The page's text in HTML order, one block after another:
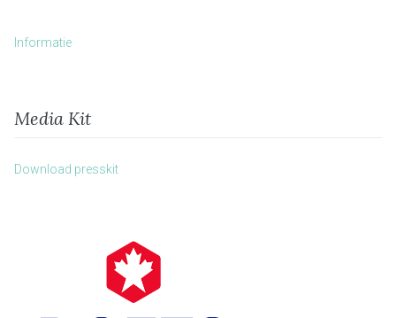
Informatie
Media Kit
Download presskit